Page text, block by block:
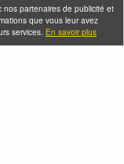
nos partenaires de publicité et
que vous leur avez
services. En savoir plus